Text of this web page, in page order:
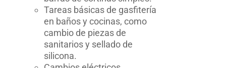
Tareas básicas de gasfitería
en baños y cocinas, como
cambio de piezas de
sanitarios y sellado de
silicona.